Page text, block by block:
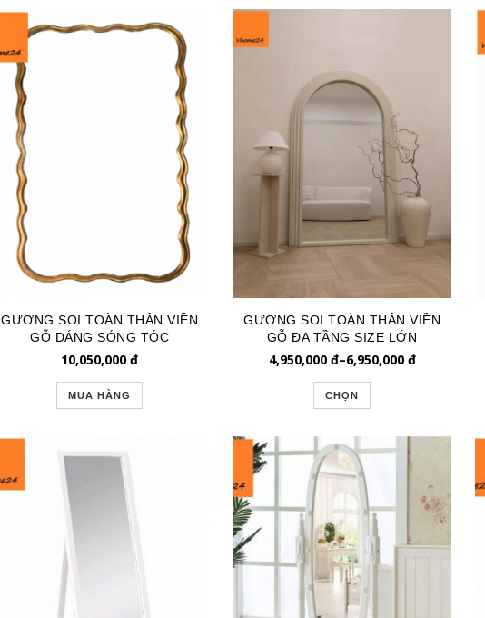
GƯƠNG SOI TOÀN THÂN VIỀN
GỖ DÁNG SÓNG TÓC
GSTT251
10,050,000 đ
MUA HÀNG
GƯƠNG SOI TOÀN THÂN VIỀN
GỖ ĐA TẦNG SIZE LỚN
GSTT226L
4,950,000đ–6,950,000đ
CHỌN